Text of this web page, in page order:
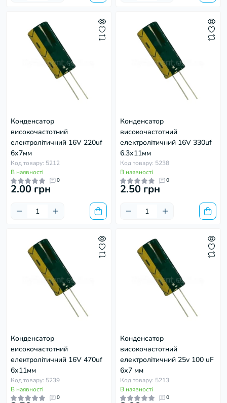
Конденсатор
високочастотний
електролітичний 16V 220uf
6х7мм
Код товару: 5212
В наявності
0
2.00 грн
Конденсатор
високочастотний
електролітичний 16V 330uf
6.3х11мм
Код товару: 5238
В наявності
0
2.50 грн
Конденсатор
високочастотний
електролітичний 16V 470uf
6х11мм
Код товару: 5239
В наявності
0
Конденсатор
високочастотний
електролітичний 25v 100 uF
6х7 мм
Код товару: 5213
В наявності
0